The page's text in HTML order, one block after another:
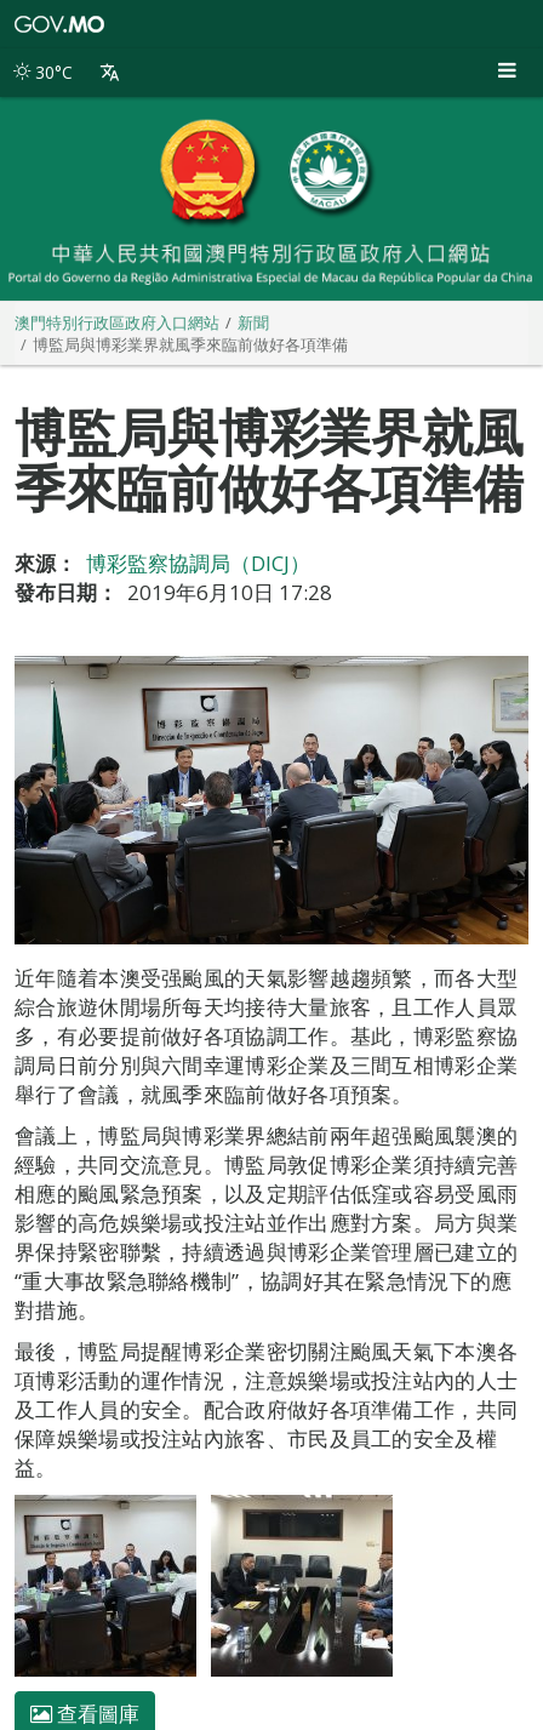
別
30°C
澳門特別行政區政府入口網站
新聞
博監局與博彩業界就風季來臨前做好各項準備
博監局與博彩業界就風
季來臨前做好各項準備
來源：
博彩監察協調局（DICJ）
發布日期：
2019年6月10日 17:28
近年隨着本澳受强颱風的天氣影響越趨頻繁，而各大型
綜合旅遊休閒場所每天均接待大量旅客，且工作人員眾
多，有必要提前做好各項協調工作。基此，博彩監察協
調局日前分別與六間幸運博彩企業及三間互相博彩企業
舉行了會議，就風季來臨前做好各項預案。
會議上，博監局與博彩業界總結前兩年超强颱風襲澳的
經驗，共同交流意見。博監局敦促博彩企業須持續完善
相應的颱風緊急預案，以及定期評估低窪或容易受風雨
影響的高危娛樂場或投注站並作出應對方案。局方與業
界保持緊密聯繫，持續透過與博彩企業管理層已建立的
“重大事故緊急聯絡機制”，協調好其在緊急情況下的應
對措施。
最後，博監局提醒博彩企業密切關注颱風天氣下本澳各
項博彩活動的運作情況，注意娛樂場或投注站內的人士
及工作人員的安全。配合政府做好各項準備工作，共同
保障娛樂場或投注站內旅客、市民及員工的安全及權
益。
查看圖庫